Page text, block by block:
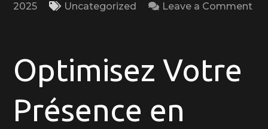
2025
Uncategorized
Leave a Comment
de
Marketing
Digital:
Maximisez
Votre
Optimisez Votre
Présence en